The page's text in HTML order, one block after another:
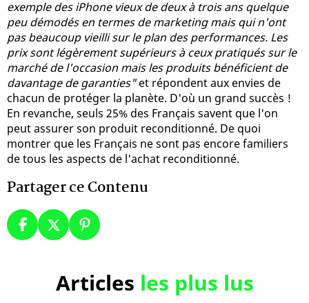
exemple des iPhone vieux de deux à trois ans quelque
peu démodés en termes de marketing mais qui n'ont
pas beaucoup vieilli sur le plan des performances. Les
prix sont légèrement supérieurs à ceux pratiqués sur le
marché de l'occasion mais les produits bénéficient de
davantage de garanties"et répondent aux envies de
chacun de protéger la planète. D'où un grand succès !
En revanche, seuls 25% des Français savent que l'on
peut assurer son produit reconditionné. De quoi
montrer que les Français ne sont pas encore familiers
de tous les aspects de l'achat reconditionné.
Partager ce Contenu
Articles les plus lus